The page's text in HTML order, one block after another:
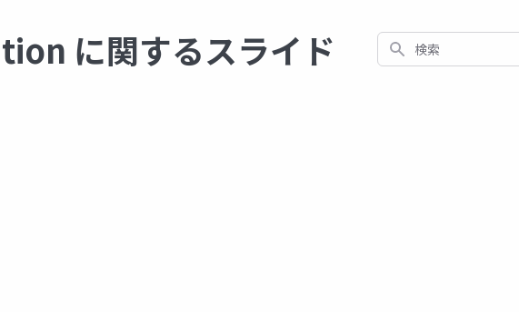
に関するスライド 検索